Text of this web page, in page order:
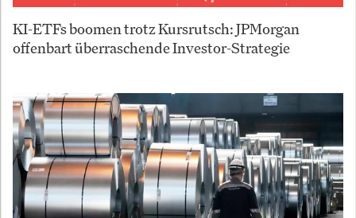
KI-ETFs boomen trotz Kursrutsch: JPMorgan
offenbart überraschende Investor-Strategie